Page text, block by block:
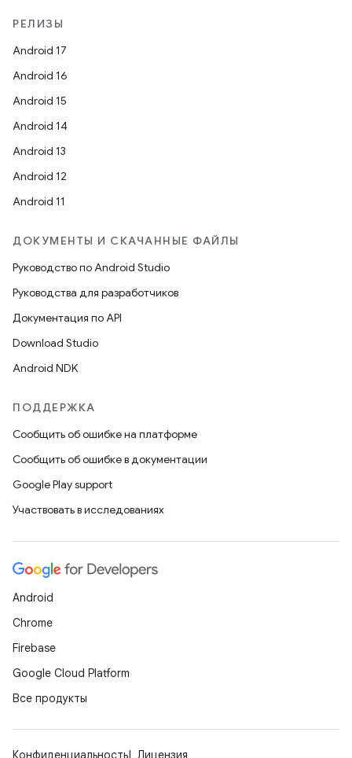
РЕЛИЗЫ
Android 17
Android 16
Android 15
Android 14
Android 13
Android 12
Android 11
ДОКУМЕНТЫ И СКАЧАННЫЕ ФАЙЛЫ
Руководство по Android Studio
Руководства для разработчиков
Документация по API
Download Studio
Android NDK
ПОДДЕРЖКА
Сообщить об ошибке на платформе
Сообщить об ошибке в документации
Google Play support
Участвовать в исследованиях
Android
Chrome
Firebase
Google Cloud Platform
Все продукты
Конфиденциальность Лицензия